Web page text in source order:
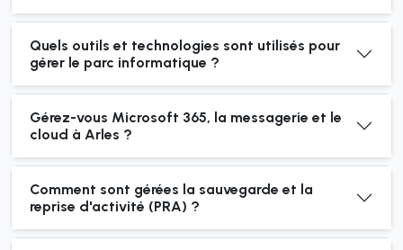
Quels outils et technologies sont utilisés pour
gérer le parc informatique ?
Gérez-vous Microsoft 365, la messagerie et le
cloud à Arles ?
Comment sont gérées la sauvegarde et la
reprise d'activité (PRA) ?